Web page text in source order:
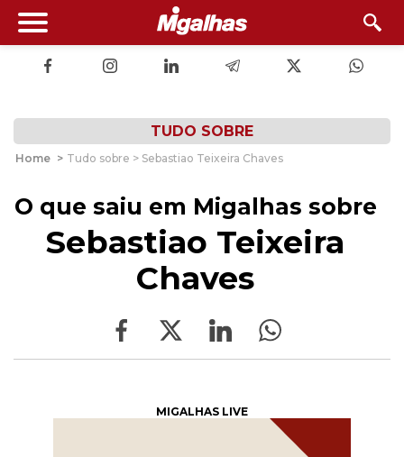
TUDO SOBRE
Home > Tudo sobre > Sebastiao Teixeira Chaves
O que saiu em Migalhas sobre
Sebastiao Teixeira
Chaves
MIGALHAS LIVE